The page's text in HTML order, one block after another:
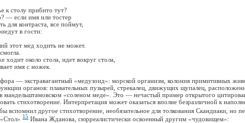
столу прибито тут?
если имя или тостер
контраста, все поймут,
в гости:
этот мед ходить не может.
около стола, идет вокруг стола,
имя с ножек.
— экстравагантный «медузоид»: морской организм, колония примитивных
органов: плавательных пузырей, стрекалец, движущих щупалец,
мандельштамовском «соленом меде». Это — нечастый пример открытого
стихотворение. Интерпретация может оказаться вполне безразличной к
бы вспомнил другое стихотворение, необязательное для толкования Скандиаки, но
15 Ивана Жданова, сюрреалистически освоенный другим «чудовищем»: